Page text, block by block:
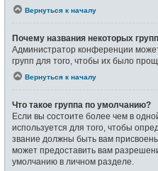
Вернуться к началу
Почему названия некоторых
Администратор конференции
групп для того, чтобы их было
Вернуться к началу
Что такое группа по умолчанию?
Если вы состоите более чем в
используется для того, чтобы
звание должны быть вам
может предоставить вам
умолчанию в личном разделе.